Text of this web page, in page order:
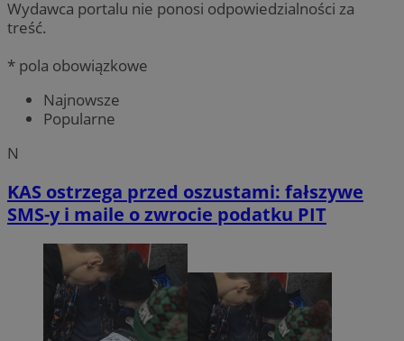
Wydawca portalu nie ponosi odpowiedzialności za
treść.
* pola obowiązkowe
Najnowsze
Popularne
N
KAS ostrzega przed oszustami: fałszywe
SMS-y i maile o zwrocie podatku PIT